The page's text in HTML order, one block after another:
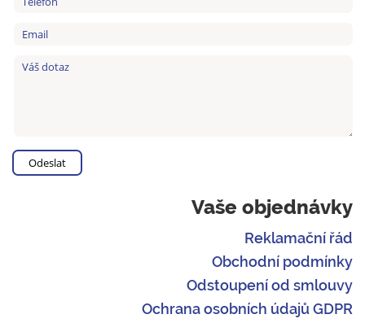
Vaše objednávky
Reklamační řád
Obchodní podmínky
Odstoupení od smlouvy
Ochrana osobních údajů GDPR